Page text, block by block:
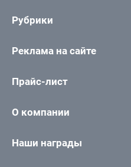
Рубрики
Реклама на сайте
Прайс-лист
О компании
Наши награды